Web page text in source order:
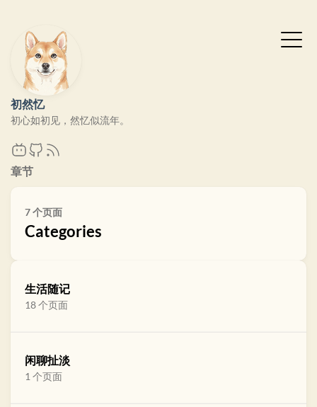
初然忆
初心如初见，然忆似流年。
章节
7 个页面
Categories
生活随记
18 个页面
闲聊扯淡
1 个页面